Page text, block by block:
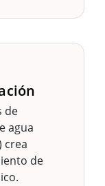
de
agua
crea
de